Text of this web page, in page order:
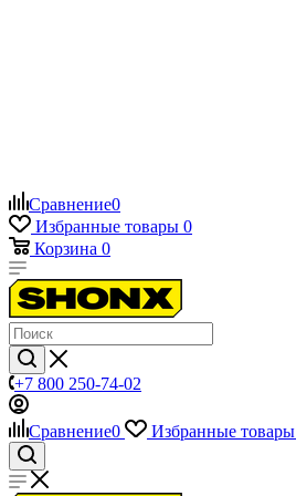
Сравнение0
Избранные товары 0
Корзина 0
+7 800 250-74-02
Сравнение0 Избранные товары